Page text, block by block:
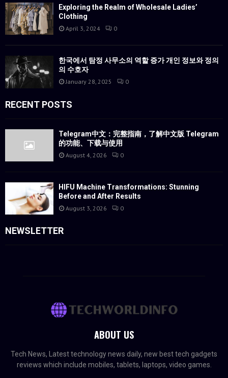
Exploring the Realm of Wholesale Ladies’
Clothing
April 3, 2024 0
한국에서 탐정 사무소의 역할 증가 개인 정보와 정의
의 수호자
January 28, 2025 0
RECENT POSTS
Telegram中文：完整指南，了解中文版 Telegram
的功能、下载与使用
August 4, 2026 0
HIFU Machine Transformations: Stunning
Before and After Results
August 3, 2026 0
NEWSLETTER
ABOUT US
Tech News, Latest technology news daily, new best tech gadgets
reviews which include mobiles, tablets, laptops, video games.